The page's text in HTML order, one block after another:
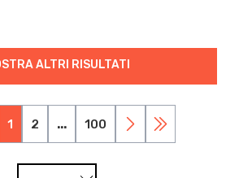
ALTRI RISULTATI
1 2 ... 100